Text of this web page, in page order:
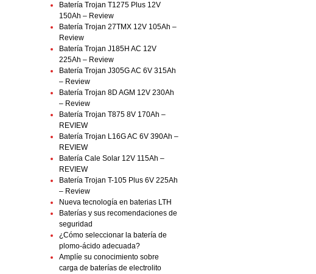
Batería Trojan T1275 Plus 12V
150Ah – Review
Batería Trojan 27TMX 12V 105Ah –
Review
Batería Trojan J185H AC 12V
225Ah – Review
Batería Trojan J305G AC 6V 315Ah
– Review
Batería Trojan 8D AGM 12V 230Ah
– Review
Batería Trojan T875 8V 170Ah –
REVIEW
Batería Trojan L16G AC 6V 390Ah –
REVIEW
Batería Cale Solar 12V 115Ah –
REVIEW
Batería Trojan T-105 Plus 6V 225Ah
– Review
Nueva tecnología en baterias LTH
Baterías y sus recomendaciones de
seguridad
¿Cómo seleccionar la batería de
plomo-ácido adecuada?
Amplíe su conocimiento sobre
carga de baterías de electrolito